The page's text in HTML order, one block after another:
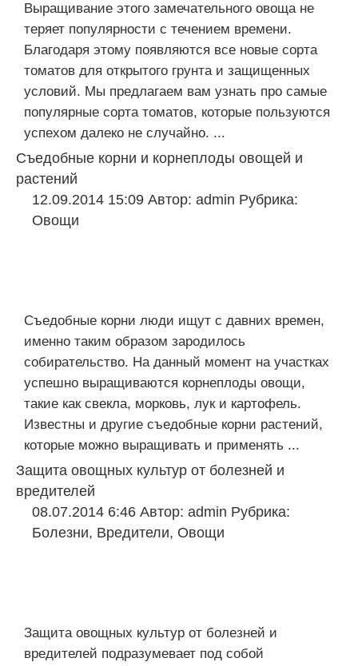
Выращивание этого замечательного овоща не
теряет популярности с течением времени.
Благодаря этому появляются все новые сорта
томатов для открытого грунта и защищенных
условий. Мы предлагаем вам узнать про самые
популярные сорта томатов, которые пользуются
успехом далеко не случайно. ...
Съедобные корни и корнеплоды овощей и
растений
12.09.2014 15:09 Автор: admin Рубрика:
Овощи
Съедобные корни люди ищут с давних времен,
именно таким образом зародилось
собирательство. На данный момент на участках
успешно выращиваются корнеплоды овощи,
такие как свекла, морковь, лук и картофель.
Известны и другие съедобные корни растений,
которые можно выращивать и применять ...
Защита овощных культур от болезней и
вредителей
08.07.2014 6:46 Автор: admin Рубрика:
Болезни, Вредители, Овощи
Защита овощных культур от болезней и
вредителей подразумевает под собой